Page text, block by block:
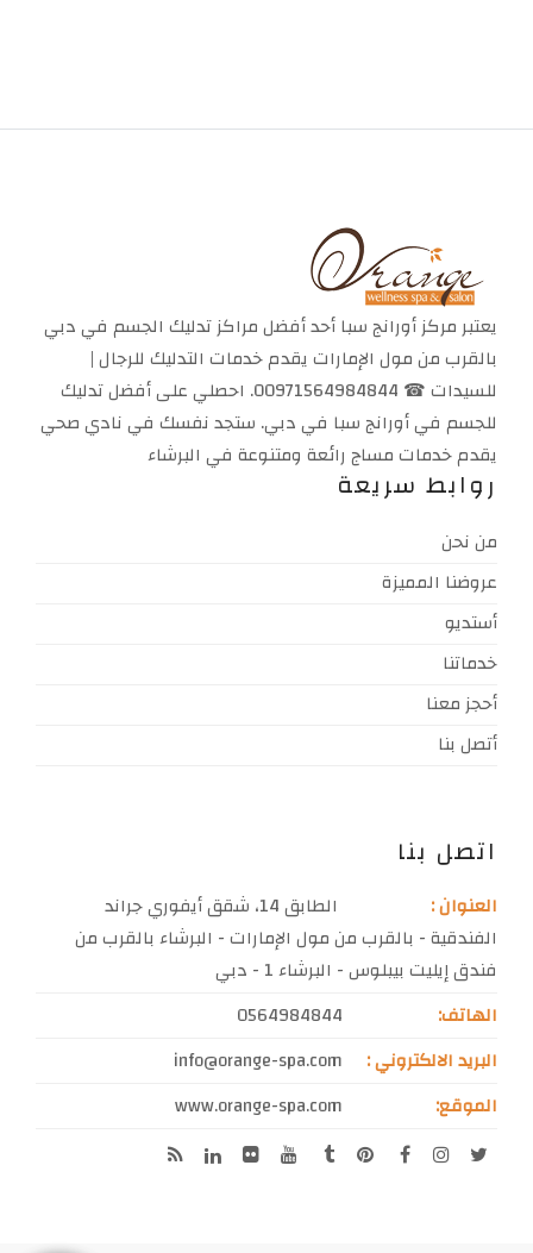
يعتبر مركز أورانج سبا أحد أفضل مراكز تدليك الجسم في دبي
بالقرب من مول الإمارات يقدم خدمات التدليك للرجال |
للسيدات ☎ 00971564984844. احصلي على أفضل تدليك
للجسم في أورانج سبا في دبي. ستجد نفسك في نادي صحي
يقدم خدمات مساج رائعة ومتنوعة في البرشاء
روابط سريعة
من نحن
عروضنا المميزة
أستديو
خدماتنا
أحجز معنا
أتصل بنا
اتصل بنا
العنوان :
الطابق 14، شقق أيفوري جراند
الفندقية - بالقرب من مول الإمارات - البرشاء بالقرب من
فندق إيليت بيبلوس - البرشاء 1 - دبي
الهاتف:
0564984844
البريد الالكتروني :
info@orange-spa.com
الموقع:
www.orange-spa.com